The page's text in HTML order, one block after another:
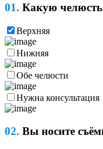
01. Какую челюсть
Верхняя
Нижняя
Обе челюсти
Нужна консультация
02. Вы носите